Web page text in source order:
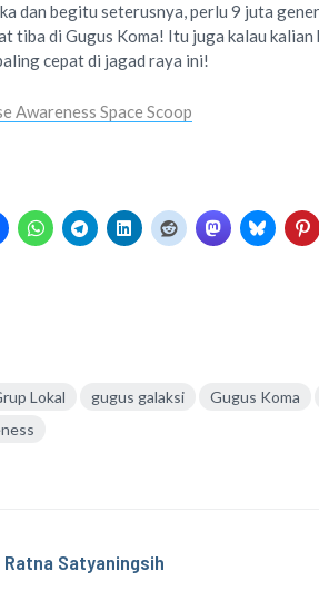
dan begitu seterusnya, perlu 9 juta
tiba di Gugus Koma! Itu juga kalau
cepat di jagad raya ini!
Awareness Space Scoop
Lokal gugus galaksi Gugus Koma
Ratna Satyaningsih